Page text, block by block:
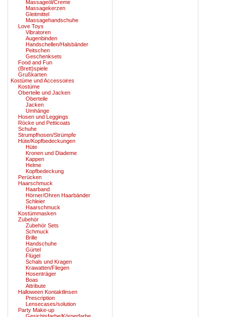
Massageöl/Creme
Massagekerzen
Gleitmittel
Massagehandschuhe
Love Toys
Vibratoren
Augenbinden
Handschellen/Halsbänder
Peitschen
Geschenksets
Food and Fun
(Brett)spiele
Grußkarten
Kostüme und Accessoires
Kostüme
Oberteile und Jacken
Oberteile
Jacken
Umhänge
Hosen und Leggings
Röcke und Petticoats
Schuhe
Strumpfhosen/Strümpfe
Hüte/Kopfbedeckungen
Hüte
Kronen und Diademe
Kappen
Helme
Kopfbedeckung
Perücken
Haarschmuck
Haarband
Hörner/Ohren Haarbänder
Schleier
Haarschmuck
Kostümmasken
Zubehör
Zubehör Sets
Schmuck
Brille
Handschuhe
Gürtel
Flügel
Schals und Kragen
Krawatten/Fliegen
Hosenträger
Boas
Attribute
Halloween Kontaktlinsen
Prescription
Lensecases/solution
Party Make-up